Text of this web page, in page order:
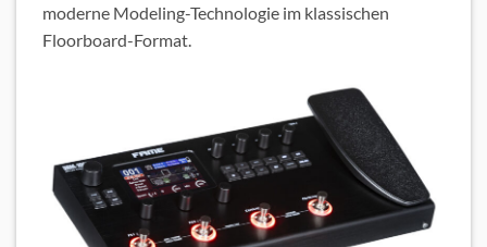
moderne Modeling-Technologie im klassischen
Floorboard-Format.